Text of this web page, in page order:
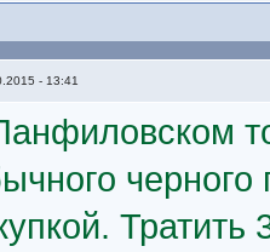
- 13:41
черного